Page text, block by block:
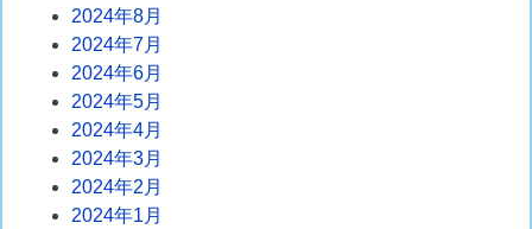
2024年8月
2024年7月
2024年6月
2024年5月
2024年4月
2024年3月
2024年2月
2024年1月